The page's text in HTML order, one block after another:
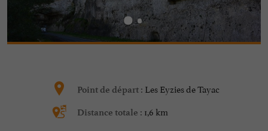
Point de départ : Les Eyzies de Tayac
Distance totale : 1,6 km